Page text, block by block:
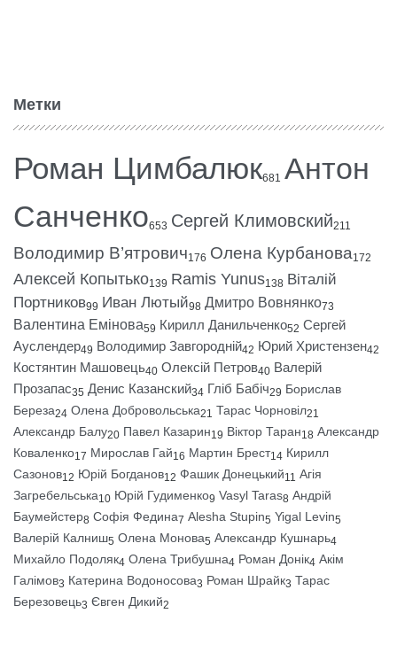
Метки
Роман Цимбалюк681 Антон
Санченко653 Сергей Климовский211
Володимир В’ятрович176 Олена Курбанова172
Алексей Копытько139 Ramis Yunus138 Віталій
Портников99 Иван Лютый98 Дмитро Вовнянко73
Валентина Емінова59 Кирилл Данильченко52 Сергей
Ауслендер49 Володимир Завгородній42 Юрий Христензен42
Костянтин Машовець40 Олексій Петров40 Валерій
Прозапас35 Денис Казанский34 Гліб Бабіч29 Борислав
Береза24 Олена Добровольська21 Тарас Чорновіл21
Александр Балу20 Павел Казарин19 Віктор Таран18 Александр
Коваленко17 Мирослав Гай16 Мартин Брест14 Кирилл
Сазонов12 Юрій Богданов12 Фашик Донецький11 Агія
Загребельська10 Юрій Гудименко9 Vasyl Taras8 Андрій
Баумейстер8 Софія Федина7 Alesha Stupin5 Yigal Levin5
Валерій Калниш5 Олена Монова5 Александр Кушнарь4
Михайло Подоляк4 Олена Трибушна4 Роман Донік4 Акім
Галімов3 Катерина Водоносова3 Роман Шрайк3 Тарас
Березовець3 Євген Дикий2